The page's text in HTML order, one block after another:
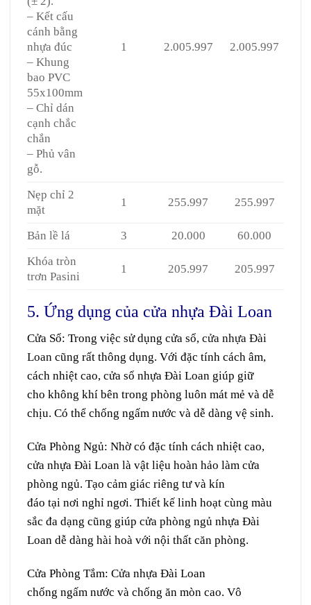
– Kết cấu
cánh bằng
nhựa đúc
– Khung
bao PVC
55x100mm
– Chỉ dán
cạnh chắc
chắn
– Phủ vân
gỗ.
1 2.005.997 2.005.997
Nẹp chỉ 2
mặt
1 255.997 255.997
Bản lề lá 3 20.000
60.000
Khóa tròn
trơn Pasini
1 205.997 205.997
5. Ứng dụng của cửa nhựa Đài Loan
Cửa Sổ: Trong việc sử dụng cửa sổ, cửa nhựa Đài
Loan cũng rất thông dụng. Với đặc tính cách âm,
cách nhiệt cao, cửa sổ nhựa Đài Loan giúp giữ
cho không khí bên trong phòng luôn mát mẻ và dễ
chịu. Có thể chống ngấm nước và dễ dàng vệ sinh.
Cửa Phòng Ngủ: Nhờcó đặc tính cách nhiệt cao,
cửa nhựa Đài Loan là vật liệu hoàn hảo làm cửa
phòng ngủ. Tạo cảm giác riêng tư và kín
đáo tại nơi nghỉ ngơi. Thiết kế linh hoạt cùng màu
sắc đa dạng cũng giúp cửa phòng ngủ nhựa Đài
Loan dễ dàng hài hoà với nội thất căn phòng.
Cửa Phòng Tắm: Cửa nhựa Đài Loan
chống ngấm nước và chống ăn mòn cao. Vô